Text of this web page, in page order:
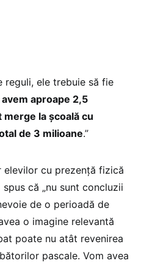
reguli, ele trebuie să fie
avem aproape 2,5
la școală cu
de 3 milioane.”
cu prezență fizică
că „nu sunt concluzii
de o perioadă de
o imagine relevantă
poate nu atât revenirea
pascale. Vom avea